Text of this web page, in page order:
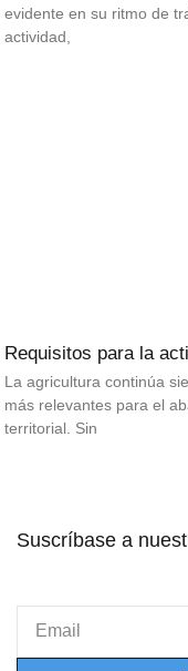
evidente en su ritmo de
actividad,
Requisitos para la
La agricultura continúa
más relevantes para el
territorial. Sin
Suscríbase a